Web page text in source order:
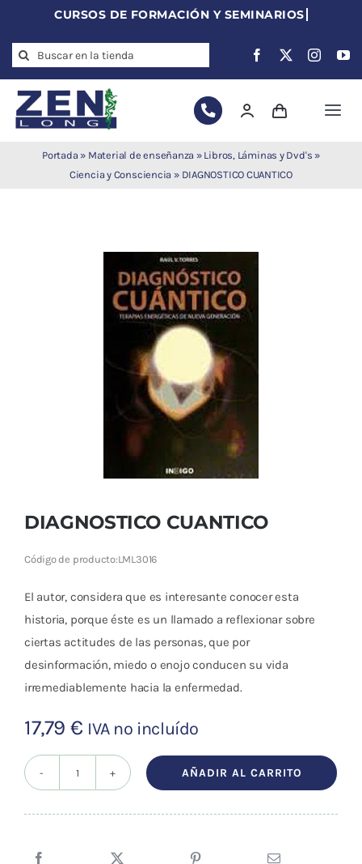
content
Search
for:
Terapias
clínico
Material de
enseñanza
OFERTAS
Portada » Material de enseñanza » Libros, Láminas y Dvd's »
Ciencia y Consciencia » DIAGNOSTICO CUANTICO
DIAGNOSTICO CUANTICO
Código de producto:LML3016
El autor, considera que es interesante conocer esta
historia, porque éste es un llamado a reflexionar sobre
ciertas actitudes de las personas, que por
desinformación, miedo o enojo conducen su vida
irremediablemente hacia la enfermedad.
17,79 € IVA no incluído
DIAGNOSTICO
AÑADIR AL CARRITO